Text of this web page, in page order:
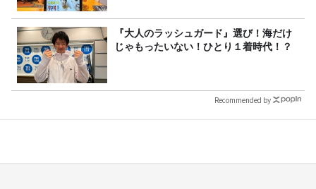
『大人のラッシュガード』選び！海だけ
じゃもったいない！ひとり１着時代！？
Recommended by